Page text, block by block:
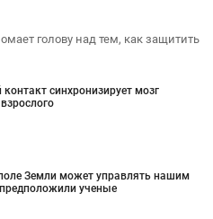
голову над тем, как защитить
синхронизирует мозг
Земли может управлять нашим
ученые